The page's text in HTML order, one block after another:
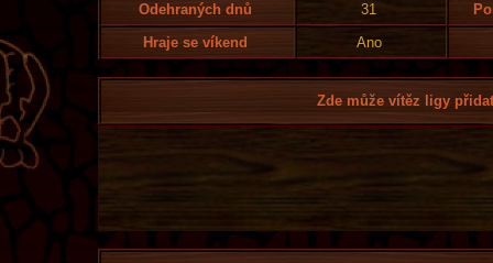
Odehraných dnů
31
Hraje se víkend
Ano
Zde může vítěz ligy